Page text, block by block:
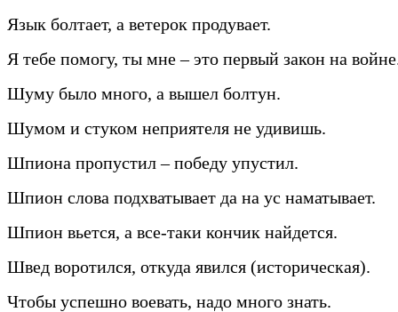
Язык болтает, а ветерок продувает.
Я тебе помогу, ты мне – это первый закон на
Шуму было много, а вышел болтун.
Шумом и стуком неприятеля не удивишь.
Шпиона пропустил – победу упустил.
Шпион слова подхватывает да на ус наматывает.
Шпион вьется, а все-таки кончик найдется.
Швед воротился, откуда явился (историческая).
Чтобы успешно воевать, надо много знать.